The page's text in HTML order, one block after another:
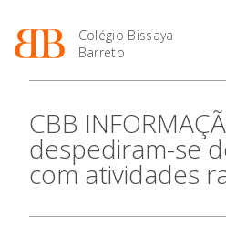
Colégio Bissaya
Barreto
Projeto Educativo
Organização
Colaboradores Docentes
Enriquecimento Curricular
Oferta Curricular
Atividades Extracurriculares
Profissionais
Matrículas
Horários e Manuais
Termalismo
2027
Calendários
Portal do Professor
de Educação
CBB
despediram-se
com atividades